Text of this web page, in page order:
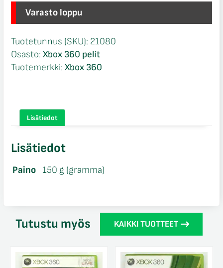
Varasto loppu
Tuotetunnus (SKU): 21080
Osasto: Xbox 360 pelit
Tuotemerkki: Xbox 360
Lisätiedot
Lisätiedot
Paino 150 g (gramma)
Tutustu myös KAIKKI TUOTTEET